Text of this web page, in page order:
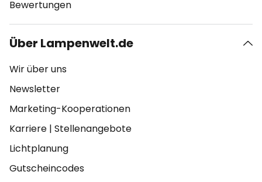
Bewertungen
Über Lampenwelt.de
Wir über uns
Newsletter
Marketing-Kooperationen
Karriere | Stellenangebote
Lichtplanung
Gutscheincodes